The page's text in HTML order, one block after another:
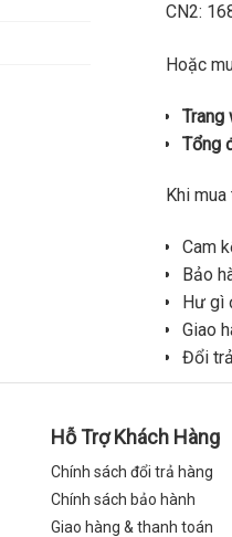
CN2:
Hoặc
Trang
Tổng
Khi
Cam
Bảo
Hư gì
Giao
Đổi
Hỗ Trợ Khách Hàng
Chính sách đổi trả hàng
Chính sách bảo hành
Giao hàng & thanh toán